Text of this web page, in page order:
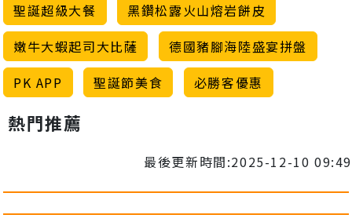
聖誕超級大餐
黑鑽松露火山熔岩餅皮
嫩牛大蝦起司大比薩
德國豬腳海陸盛宴拼盤
PK APP
聖誕節美食 必勝客優惠
熱門推薦
最後更新時間:2025-12-10 09:49